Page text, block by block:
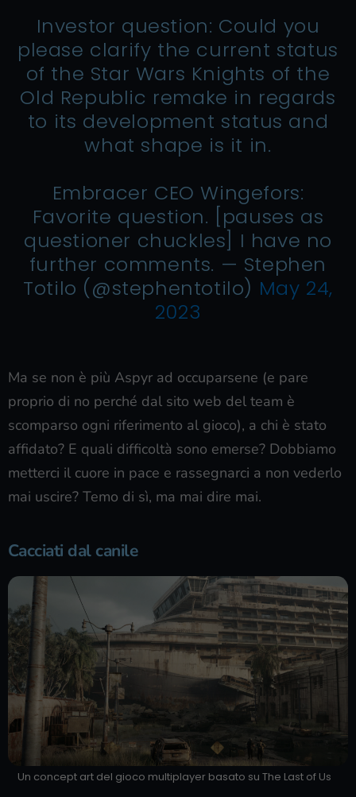
Investor question: Could you
please clarify the current status
of the Star Wars Knights of the
Old Republic remake in regards
to its development status and
what shape is it in.
Embracer CEO Wingefors:
Favorite question. [pauses as
questioner chuckles] I have no
further comments. — Stephen
Totilo (@stephentotilo) May 24,
2023
Ma se non è più Aspyr ad occuparsene (e pare
proprio di no perché dal sito web del team è
scomparso ogni riferimento al gioco), a chi è stato
affidato? E quali difficoltà sono emerse? Dobbiamo
metterci il cuore in pace e rassegnarci a non vederlo
mai uscire? Temo di sì, ma mai dire mai.
Cacciati dal canile
Un concept art del gioco multiplayer basato su The Last of Us